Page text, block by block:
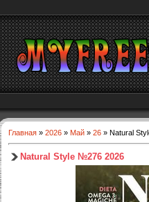
Главная » 2026 » Май » 26 » Natural
Natural Style №276 2026